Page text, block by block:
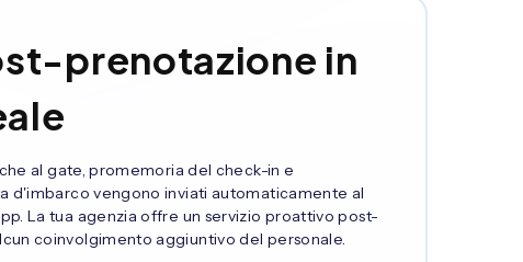
prenotazione in
al gate, promemoria del check-in e
d'imbarco vengono inviati automaticamente al
La tua agenzia offre un servizio proattivo post-
coinvolgimento aggiuntivo del personale.